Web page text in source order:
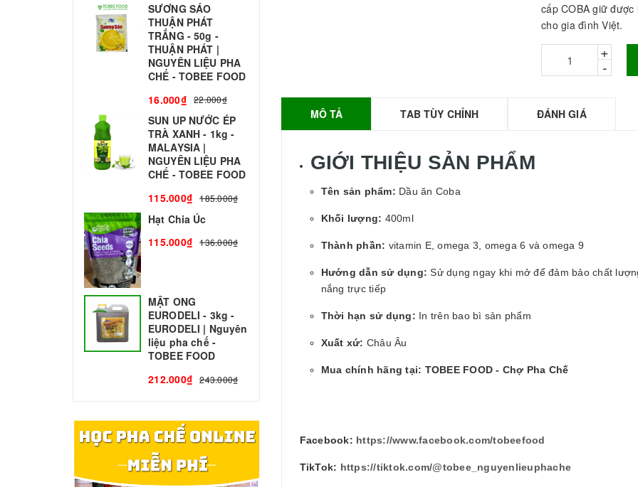
cấp COBA giữ
cho gia đình Việt.
+
-
MÔ TẢ TAB TÙY CHỈNH ĐÁNH GIÁ
GIỚI THIỆU SẢN PHẨM
Tên sản phẩm: Dầu ăn Coba
Khối lượng: 400ml
Thành phần: vitamin E, omega 3, omega 6 và omega 9
Hướng dẫn sử dụng: Sử dụng ngay khi mở để đảm bảo chất
nắng trực tiếp
Thời hạn sử dụng: In trên bao bì sản phẩm
Xuất xứ: Châu Âu
Mua chính hãng tại: TOBEE FOOD - Chợ Pha Chế
Facebook: https://www.facebook.com/tobeefood
TikTok: https://tiktok.com/@tobee_nguyenlieuphache
SƯƠNG SÁO
THUẬN PHÁT
TRẮNG - 50g -
THUẬN PHÁT |
NGUYÊN LIỆU PHA
CHẾ - TOBEE FOOD
16.000₫ 22.000₫
SUN UP NƯỚC ÉP
TRÀ XANH - 1kg -
MALAYSIA |
NGUYÊN LIỆU PHA
CHẾ - TOBEE FOOD
115.000₫
185.000₫
Hạt Chia Úc
115.000₫
136.000₫
MẬT ONG
EURODELI - 3kg -
EURODELI | Nguyên
liệu pha chế -
TOBEE FOOD
212.000₫
243.000₫
HỒNG TRÀ ĐẶC
BIỆT 50G - ROYAL I
NGUYÊN LIỆU PHA
12.000₫
25.000₫